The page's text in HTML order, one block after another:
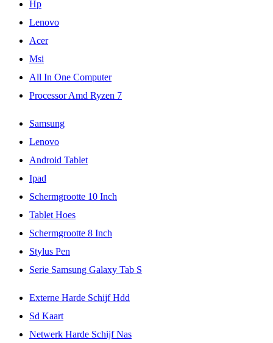
Hp
Lenovo
Acer
Msi
All In One Computer
Processor Amd Ryzen 7
Samsung
Lenovo
Android Tablet
Ipad
Schermgrootte 10 Inch
Tablet Hoes
Schermgrootte 8 Inch
Stylus Pen
Serie Samsung Galaxy Tab S
Externe Harde Schijf Hdd
Sd Kaart
Netwerk Harde Schijf Nas